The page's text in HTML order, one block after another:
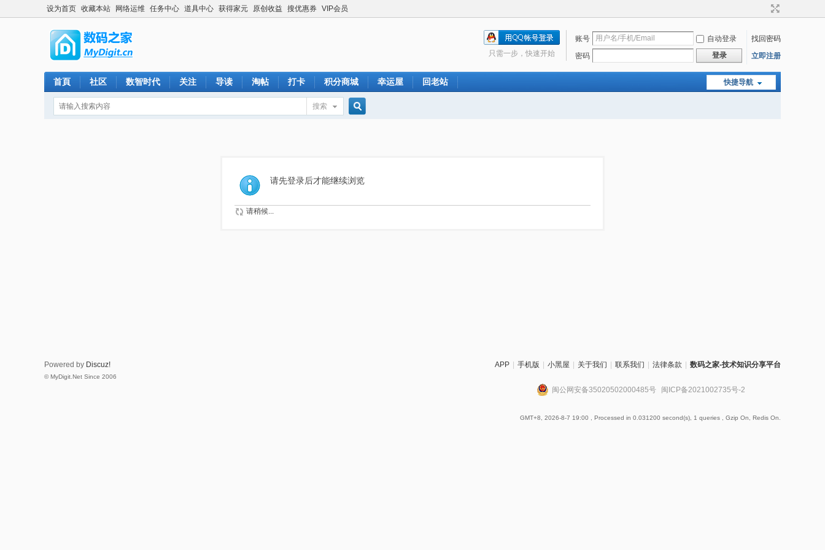
设为首页 收藏本站 网络运维 任务中心 道具中心 获得家元 原创收益 搜优惠券 VIP会员
账号 自动登录
找回密码
密码
登录 立即注册
只需一步，快速开始
快捷导航
首頁 社区 数智时代 关注 导读 淘帖 打卡 积分商城 幸运屋 回老站
搜索
索
请先登录后才能继续浏览
请稍候...
APP 手机版 小黑屋 关于我们 联系我们 法律条款 数码之家-技术知识分享平台
闽公网安备35020502000485号 闽ICP备2021002735号-2
GMT+8, 2026-8-7 19:00 , Processed in 0.031200 second(s), 1 queries , Gzip On, Redis On.
Powered by Discuz!
© MyDigit.Net Since 2006